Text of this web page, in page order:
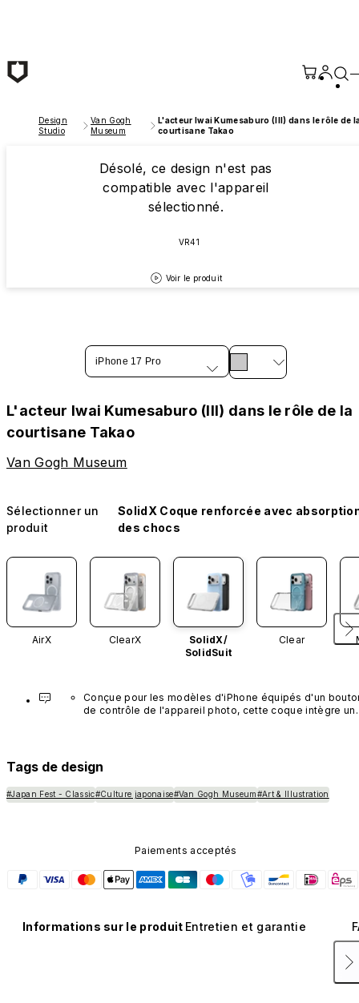
Design
Studio
Van Gogh
Museum
L'acteur Iwai Kumesaburo (III) dans le rôle de
courtisane Takao
Désolé, ce design n'est pas
compatible avec l'appareil
sélectionné.
VR41
Voir le produit
iPhone 17 Pro
L'acteur Iwai Kumesaburo (III) dans le rôle de la
courtisane Takao
Van Gogh Museum
Sélectionner un
produit
SolidX Coque renforcée avec
des chocs
AirX ClearX
SolidX/
SolidSuit
Clear
Conçue pour les modèles d'iPhone équipés d'un
de contrôle de l'appareil photo, cette coque intègre un
Tags de design
#Japan Fest - Classic#Culture japonaise#Van Gogh Museum#Art & Illustration
Paiements acceptés
Informations sur le produit Entretien et garantie